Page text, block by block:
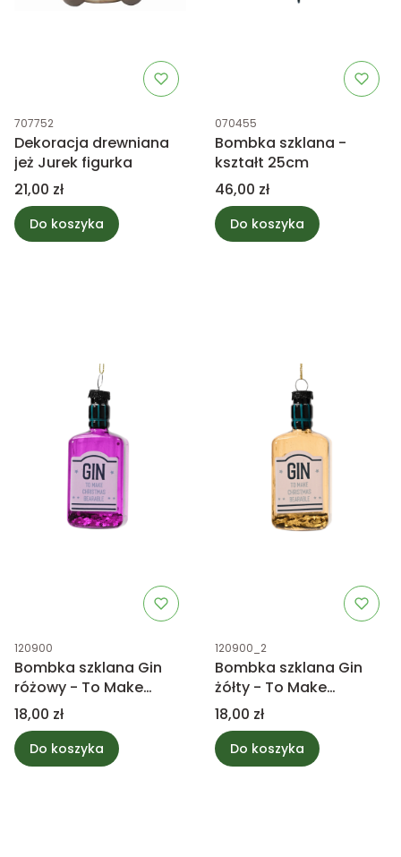
Kod produktu
707752
Dekoracja drewniana
jeż Jurek figurka
Cena
21,00 zł
Do koszyka
Kod produktu
070455
Bombka szklana -
kształt 25cm
Cena
46,00 zł
Do koszyka
Kod produktu
120900
Bombka szklana Gin
różowy - To Make
Christmas Bearable
Cena
18,00 zł
Do koszyka
Kod produktu
120900_2
Bombka szklana Gin
żółty - To Make
Christmas Bearable
Cena
18,00 zł
Do koszyka